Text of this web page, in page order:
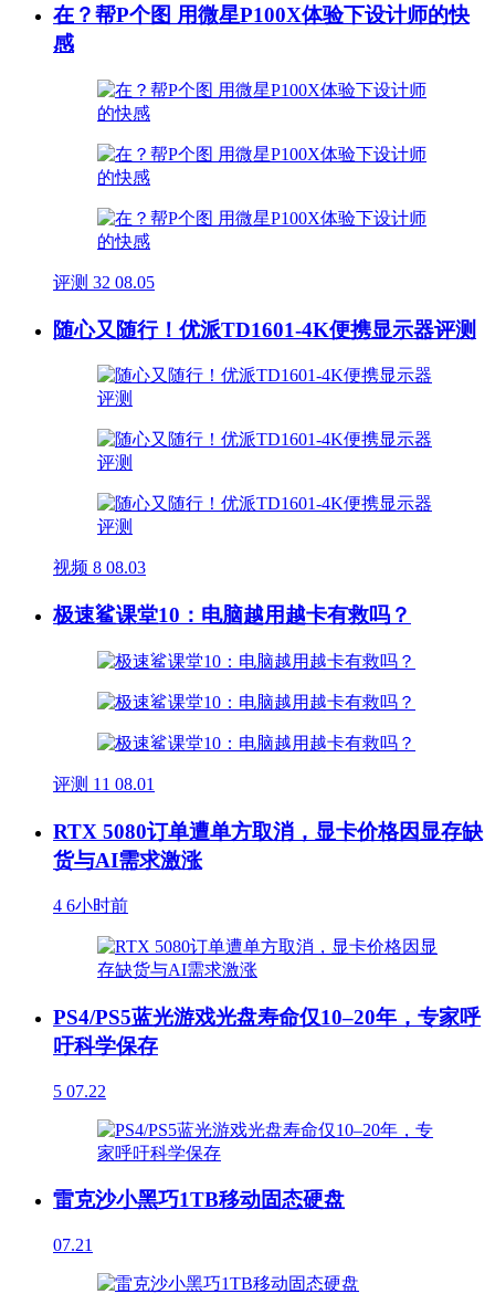
在？帮P个图 用微星P100X体验下设计师的快
感
评测 32 08.05
随心又随行！优派TD1601-4K便携显示器评测
视频 8 08.03
极速鲨课堂10：电脑越用越卡有救吗？
评测 11 08.01
RTX 5080订单遭单方取消，显卡价格因显存缺
货与AI需求激涨
4 6小时前
PS4/PS5蓝光游戏光盘寿命仅10–20年，专家呼
吁科学保存
5 07.22
雷克沙小黑巧1TB移动固态硬盘
07.21